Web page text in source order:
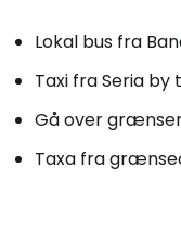
Lokal bus fra
Taxi fra Seria
Gå over
Taxa fra